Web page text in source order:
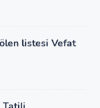
listesi Vefat